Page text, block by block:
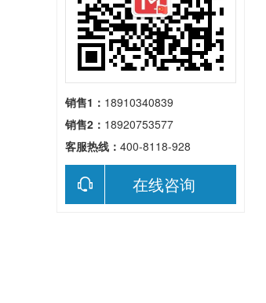
销售1： 18910340839
销售2： 18920753577
客服热线： 400-8118-928
在线咨询